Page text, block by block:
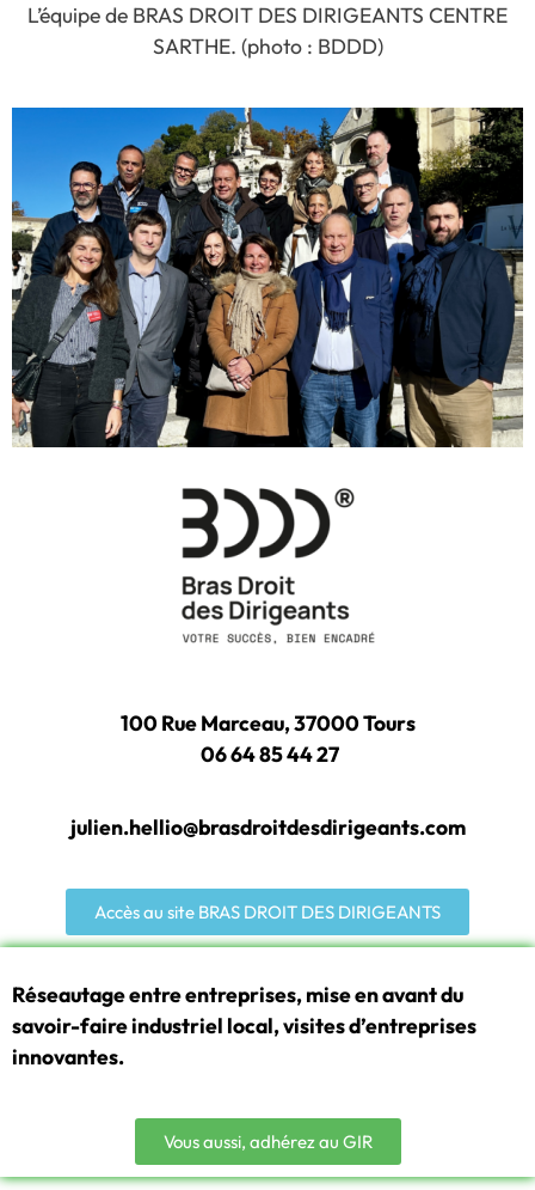
L’équipe de BRAS DROIT DES DIRIGEANTS CENTRE
SARTHE. (photo : BDDD)
100 Rue Marceau, 37000 Tours
06 64 85 44 27
julien.hellio@brasdroitdesdirigeants.com
Accès au site BRAS DROIT DES DIRIGEANTS
Réseautage entre entreprises, mise en avant du
savoir-faire industriel local, visites d’entreprises
innovantes.
Vous aussi, adhérez au GIR